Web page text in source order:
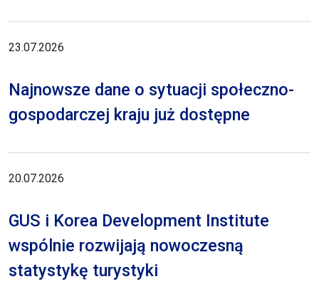
23.07.2026
Najnowsze dane o sytuacji społeczno-
gospodarczej kraju już dostępne
20.07.2026
GUS i Korea Development Institute
wspólnie rozwijają nowoczesną
statystykę turystyki